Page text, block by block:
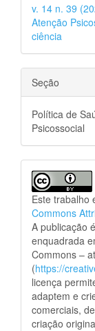
v. 14 n. 39
Atenção
ciência
Seção
Política de
Psicossocial
Este trabalho
Commons
A publicação
enquadrada
Commons –
(https://
licença
adaptem e
comerciais,
criação